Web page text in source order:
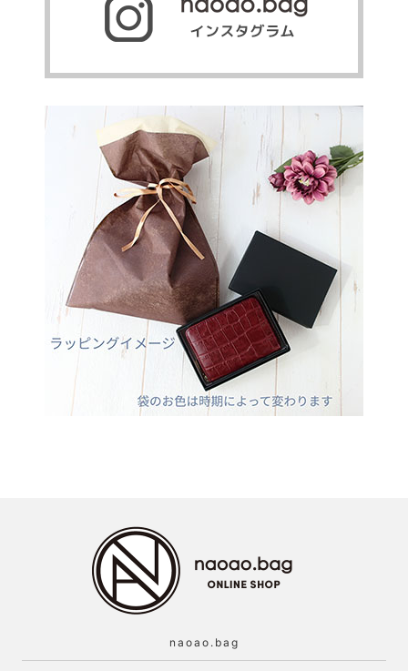
naoao.bag